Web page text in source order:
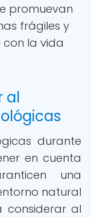
promuevan
frágiles y
la vida
al
durante
en cuenta
una
natural
considerar al